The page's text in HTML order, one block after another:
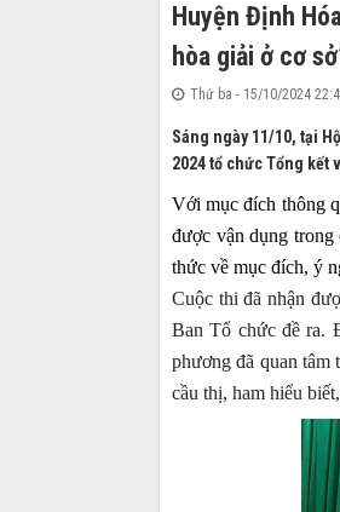
Huyện Định
hòa giải ở cơ
Thứ ba - 15/10/2024
Sáng ngày 11/10, tại
2024 tổ chức Tổng kết
Với mục đích thông
được vận dụng trong
thức về mục đích, ý
Cuộc thi đã nhận
Ban Tổ chức đề ra.
phương đã quan tâm
cầu thị, ham hiểu